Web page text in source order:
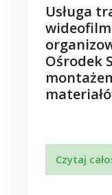
Usługa
Ośrodek
Czytaj